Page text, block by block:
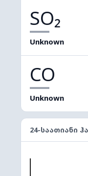
SO₂
Unknown
CO
Unknown
24-ᲡᲐᲐᲗᲘᲐᲜᲘ